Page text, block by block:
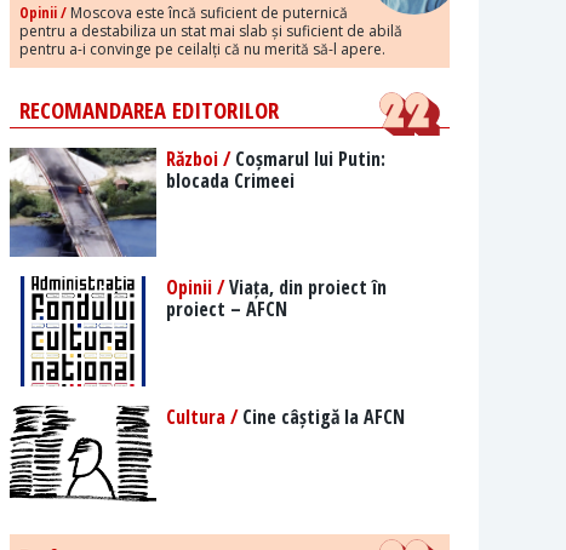
Opinii / Moscova este încă suficient de puternică
pentru a destabiliza un stat mai slab și suficient de abilă
pentru a-i convinge pe ceilalți că nu merită să-l apere.
RECOMANDAREA EDITORILOR
Război /Coșmarul lui Putin:
blocada Crimeei
Opinii /Viața, din proiect în
proiect – AFCN
Cultura /Cine câștigă la AFCN